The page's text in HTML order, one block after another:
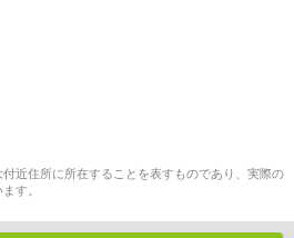
近住所に所在することを表すものであり、実際の
す。